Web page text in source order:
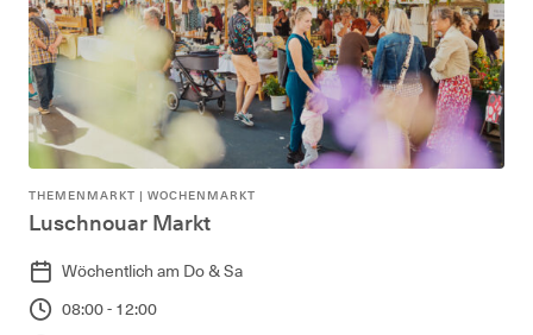
THEMENMARKT | WOCHENMARKT
Luschnouar Markt
Wöchentlich am Do & Sa
08:00 - 12:00